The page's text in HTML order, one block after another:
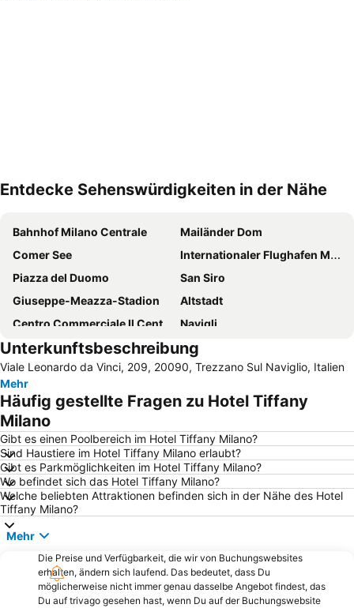
Entdecke Sehenswürdigkeiten in der Nähe
Bahnhof Milano Centrale
Mailänder Dom
Comer See
Internationaler Flughafen Mailand Malpensa „Silvio Berlusconi“
Piazza del Duomo
San Siro
Giuseppe-Meazza-Stadion
Altstadt
Centro Commerciale Il Centro
Navigli
Flughafen Mailand-Linate
Brera
Autodrom Monza
San Siro Ippodromo Metro Station
San Siro Stadio Metro Station
Duomo Metro Station
La Maddalena
Minitalia Leolandia Park
Centrale Metro Station
Mailänder Opernhaus Teatro alla Scala
Milano Santa Giulia
Corso Buenos Aires Straße
Lago di Varese
Bahnhof Porta Garibaldi
Lampugnano
Porta Venezia
Navigli District
Porta Romana
Lampugnano Metro Station
Centro Direzionale di Milano
Novegro
Unterkunftsbeschreibung
Viale Leonardo da Vinci, 209, 20090, Trezzano Sul Naviglio, Italien
Mehr
Häufig gestellte Fragen zu Hotel Tiffany
Milano
Gibt es einen Poolbereich im Hotel Tiffany Milano?
Sind Haustiere im Hotel Tiffany Milano erlaubt?
Gibt es Parkmöglichkeiten im Hotel Tiffany Milano?
Wo befindet sich das Hotel Tiffany Milano?
Welche beliebten Attraktionen befinden sich in der Nähe des Hotel
Tiffany Milano?
Mehr
Die Preise und Verfügbarkeit, die wir von Buchungswebsites
erhalten, ändern sich laufend. Das bedeutet, dass Du
möglicherweise nicht immer genau dasselbe Angebot findest, das
Du auf trivago gesehen hast, wenn Du auf der Buchungswebsite